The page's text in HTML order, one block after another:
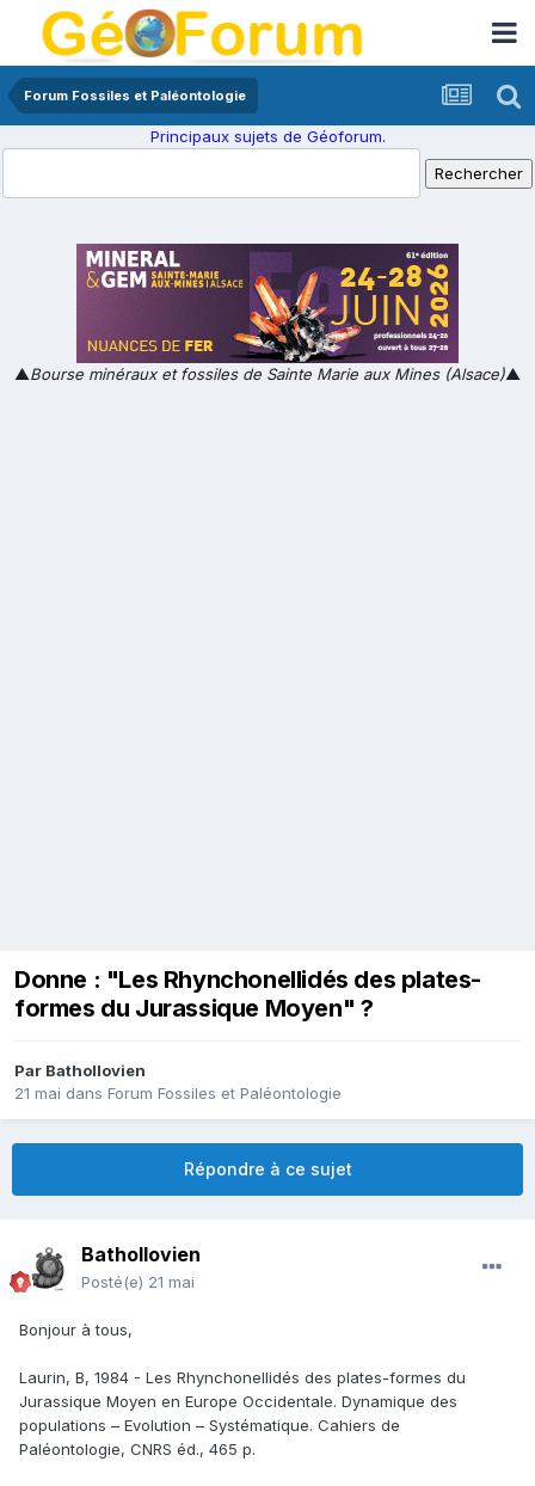
Forum Fossiles et Paléontologie
Principaux sujets de Géoforum.
▲Bourse minéraux et fossiles de Sainte Marie aux Mines (Alsace)▲
Donne : "Les Rhynchonellidés des plates-
formes du Jurassique Moyen" ?
Par Bathollovien
21 mai dans Forum Fossiles et Paléontologie
Répondre à ce sujet
Bathollovien
Posté(e) 21 mai
Bonjour à tous,
Laurin, B, 1984 - Les Rhynchonellidés des plates-formes du
Jurassique Moyen en Europe Occidentale. Dynamique des
populations – Evolution – Systématique. Cahiers de
Paléontologie, CNRS éd., 465 p.